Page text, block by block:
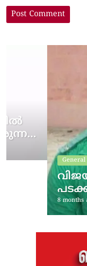
General Hyperlocal
പടക്കം
The